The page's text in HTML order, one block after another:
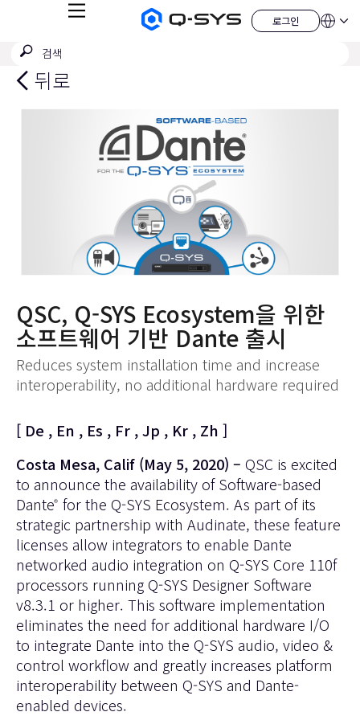
Q-
페
지
메
로그인
로
그
언
QSYS.com (English)
India (English)
Deutsch
Español
검
제
뒤로
QSC, Q-SYS Ecosystem을 위한
소프트웨어 기반 Dante 출시
Reduces system installation time and increase
interoperability, no additional hardware required
[ De , En , Es , Fr ,Jp , Kr , Zh ]
Costa Mesa, Calif (May 5, 2020) – QSC is excited
to announce the availability ofSoftware-based
Dante® for the Q-SYS Ecosystem. As part of its
strategic partnership with Audinate, these feature
licenses allow integrators to enable Dante
networked audio integration on Q-SYS Core 110f
processors runningQ-SYS Designer Software
v8.3.1 or higher. This software implementation
eliminates the need for additional hardware I/O
to integrate Dante into the Q-SYS audio, video &
control workflow and greatly increases platform
interoperability between Q-SYS and Dante-
enabled devices.